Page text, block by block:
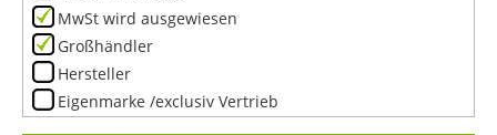
MwSt wird ausgewiesen
Großhändler
Hersteller
Eigenmarke /exclusiv Vertrieb